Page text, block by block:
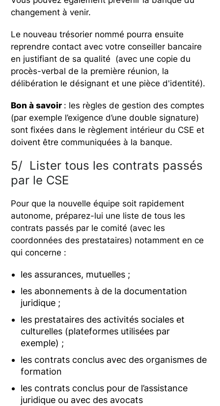
changement à venir.
Le nouveau trésorier nommé pourra ensuite
reprendre contact avec votre conseiller bancaire
en justifiant de sa qualité (avec une copie du
procès-verbal de la première réunion, la
délibération le désignant et une pièce d'identité).
Bon à savoir : les règles de gestion des comptes
(par exemple l’exigence d’une double signature)
sont fixées dans le règlement intérieur du CSE et
doivent être communiquées à la banque.
5/ Lister tous les contrats passés
par le CSE
Pour que la nouvelle équipe soit rapidement
autonome, préparez-lui une liste de tous les
contrats passés par le comité (avec les
coordonnées des prestataires) notamment en ce
qui concerne :
les assurances, mutuelles ;
les abonnements à de la documentation
juridique ;
les prestataires des activités sociales et
culturelles (plateformes utilisées par
exemple) ;
les contrats conclus avec des organismes de
formation
les contrats conclus pour de l’assistance
juridique ou avec des avocats